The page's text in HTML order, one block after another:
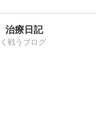
治療日記
戦うブログ